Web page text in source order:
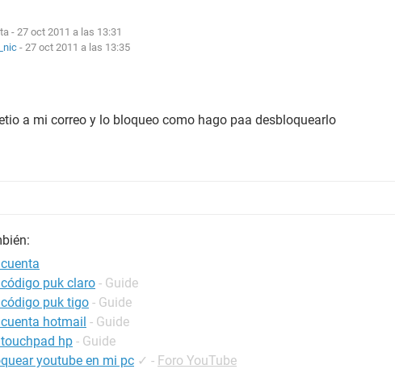
- 27 oct 2011 a las 13:31
- 27 oct 2011 a las 13:35
a mi correo y lo bloqueo como hago paa desbloquearlo
puk claro - Guide
puk tigo - Guide
hotmail - Guide
hp - Guide
youtube en mi pc ✓ - Foro YouTube